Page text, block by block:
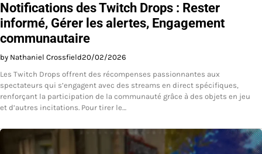
Notifications des Twitch Drops : Rester
informé, Gérer les alertes, Engagement
communautaire
by Nathaniel Crossfield20/02/2026
Les Twitch Drops offrent des récompenses passionnantes aux
spectateurs qui s’engagent avec des streams en direct spécifiques,
renforçant la participation de la communauté grâce à des objets en jeu
et d’autres incitations. Pour tirer le…